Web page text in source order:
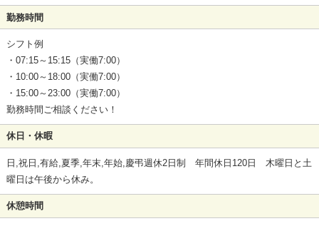
勤務時間
シフト例
・07:15～15:15（実働7:00）
・10:00～18:00（実働7:00）
・15:00～23:00（実働7:00）
勤務時間ご相談ください！
休日・休暇
日,祝日,有給,夏季,年末,年始,慶弔週休2日制 年間休日120日 木曜日と土
曜日は午後から休み。
休憩時間